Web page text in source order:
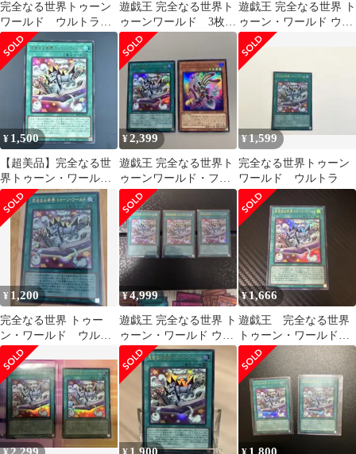
完全なる世界トゥーン
ワールド ウルトラレ
ア3枚
遊戯王 完全なる世界ト
ゥーンワールド 3枚セ
ット
遊戯王 完全なる世界 ト
ゥーン・ワールド ウル
トラレア 3枚セット
¥ 1,500
【超美品】完全なる世
界トゥーン・ワールド
RV01-JP006 【ウルトラ
レア】
¥2,399
遊戯王 完全なる世界ト
ゥーンワールド・ファ
ニーダークラビット
¥1,599
完全なる世界トゥーン
ワールド ウルトラ
¥ 1,200
完全なる世界 トゥー
ン・ワールド ウルト
ラ
¥4,999
遊戯王 完全なる世界 ト
ゥーン・ワールド ウル
トラ 3枚セット
¥1,666
遊戯王 完全なる世界
トゥーン・ワールド
ウルトラ
2,299 1,900 1,800